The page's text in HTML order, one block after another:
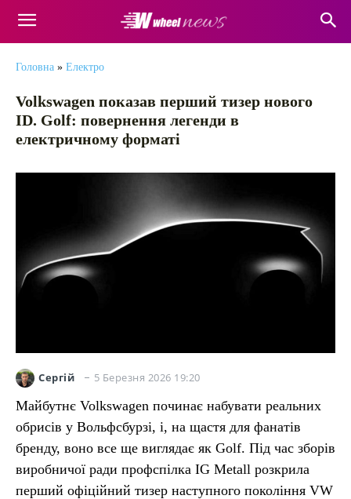
Головна » Електро
Volkswagen показав перший тизер нового
ID. Golf: повернення легенди в
електричному форматі
Сергій 5 Березня 2026 19:20
Майбутнє Volkswagen починає набувати реальних
обрисів у Вольфсбурзі, і, на щастя для фанатів
бренду, воно все ще виглядає як Golf. Під час зборів
виробничої ради профспілка IG Metall розкрила
перший офіційний тизер наступного покоління VW